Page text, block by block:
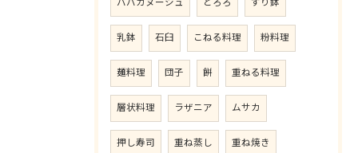
乳鉢 石臼 こねる料理 粉料理
麺料理 団子 餅 重ねる料理
層状料理 ラザニア ムサカ
押し寿司 重ね蒸し 重ね焼き